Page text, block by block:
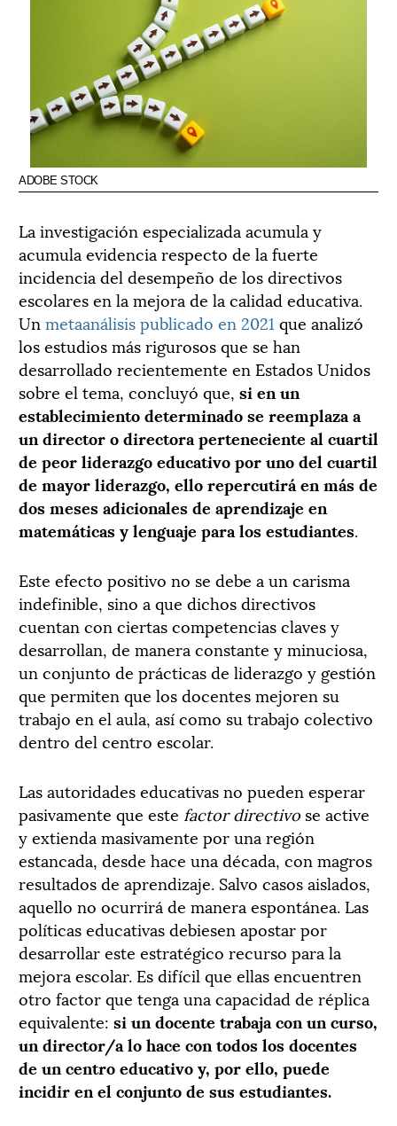
ADOBE STOCK
La investigación especializada acumula y
acumula evidencia respecto de la fuerte
incidencia del desempeño de los directivos
escolares en la mejora de la calidad educativa.
Un metaanálisis publicado en 2021 que analizó
los estudios más rigurosos que se han
desarrollado recientemente en Estados Unidos
sobre el tema, concluyó que, si en un
establecimiento determinado se reemplaza a
un director o directora perteneciente al cuartil
de peor liderazgo educativo por uno del cuartil
de mayor liderazgo, ello repercutirá en más de
dos meses adicionales de aprendizaje en
matemáticas y lenguaje para los estudiantes.
Este efecto positivo no se debe a un carisma
indefinible, sino a que dichos directivos
cuentan con ciertas competencias claves y
desarrollan, de manera constante y minuciosa,
un conjunto de prácticas de liderazgo y gestión
que permiten que los docentes mejoren su
trabajo en el aula, así como su trabajo colectivo
dentro del centro escolar.
Las autoridades educativas no pueden esperar
pasivamente que este factor directivo se active
y extienda masivamente por una región
estancada, desde hace una década, con magros
resultados de aprendizaje. Salvo casos aislados,
aquello no ocurrirá de manera espontánea. Las
políticas educativas debiesen apostar por
desarrollar este estratégico recurso para la
mejora escolar. Es difícil que ellas encuentren
otro factor que tenga una capacidad de réplica
equivalente: si un docente trabaja con un curso,
un director/a lo hace con todos los docentes
de un centro educativo y, por ello, puede
incidir en el conjunto de sus estudiantes.